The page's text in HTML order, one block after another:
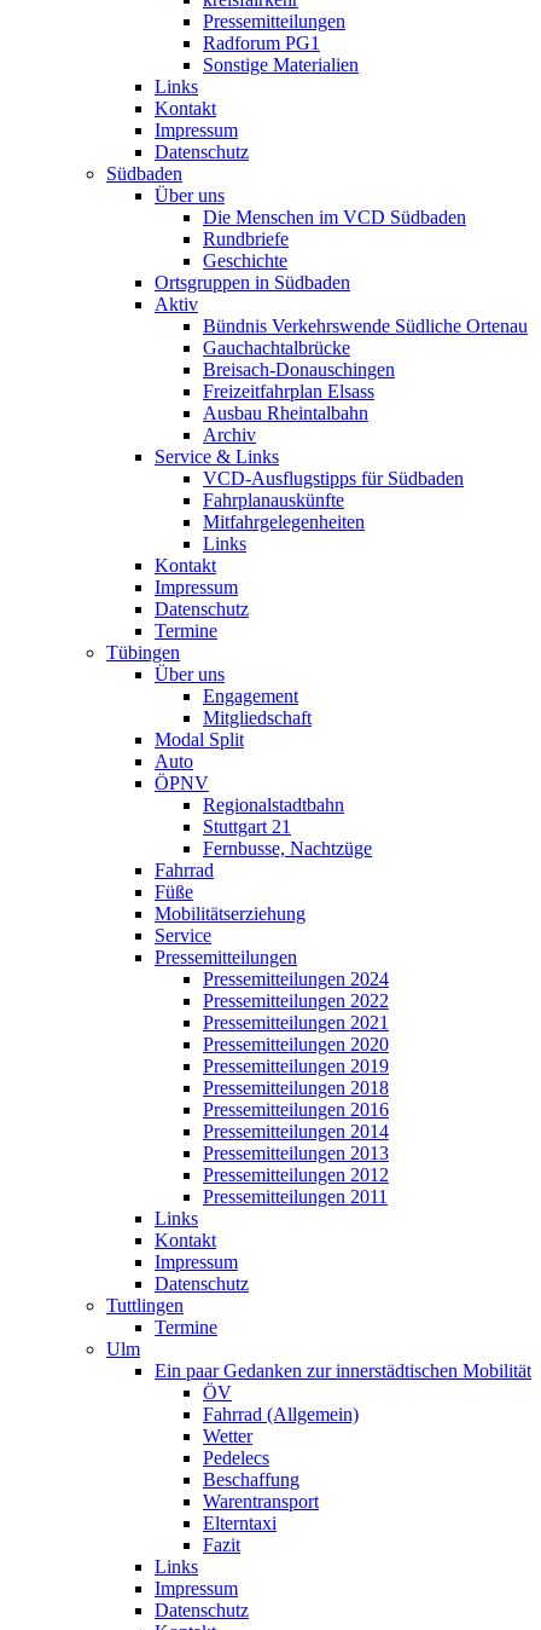
Pressemitteilungen
Radforum PG1
Sonstige Materialien
Links
Kontakt
Impressum
Datenschutz
Südbaden
Über uns
Die Menschen im VCD Südbaden
Rundbriefe
Geschichte
Ortsgruppen in Südbaden
Aktiv
Bündnis Verkehrswende Südliche Ortenau
Gauchachtalbrücke
Breisach-Donauschingen
Freizeitfahrplan Elsass
Ausbau Rheintalbahn
Archiv
Service & Links
VCD-Ausflugstipps für Südbaden
Fahrplanauskünfte
Mitfahrgelegenheiten
Links
Kontakt
Impressum
Datenschutz
Termine
Tübingen
Über uns
Engagement
Mitgliedschaft
Modal Split
Auto
ÖPNV
Regionalstadtbahn
Stuttgart 21
Fernbusse, Nachtzüge
Fahrrad
Füße
Mobilitätserziehung
Service
Pressemitteilungen
Pressemitteilungen 2024
Pressemitteilungen 2022
Pressemitteilungen 2021
Pressemitteilungen 2020
Pressemitteilungen 2019
Pressemitteilungen 2018
Pressemitteilungen 2016
Pressemitteilungen 2014
Pressemitteilungen 2013
Pressemitteilungen 2012
Pressemitteilungen 2011
Links
Kontakt
Impressum
Datenschutz
Tuttlingen
Termine
Ulm
Ein paar Gedanken zur innerstädtischen Mobilität
ÖV
Fahrrad (Allgemein)
Wetter
Pedelecs
Beschaffung
Warentransport
Elterntaxi
Fazit
Links
Impressum
Datenschutz